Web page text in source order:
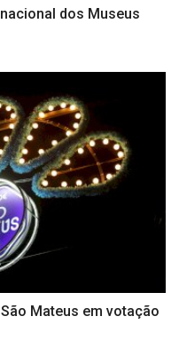
dos Museus
Mateus em votação